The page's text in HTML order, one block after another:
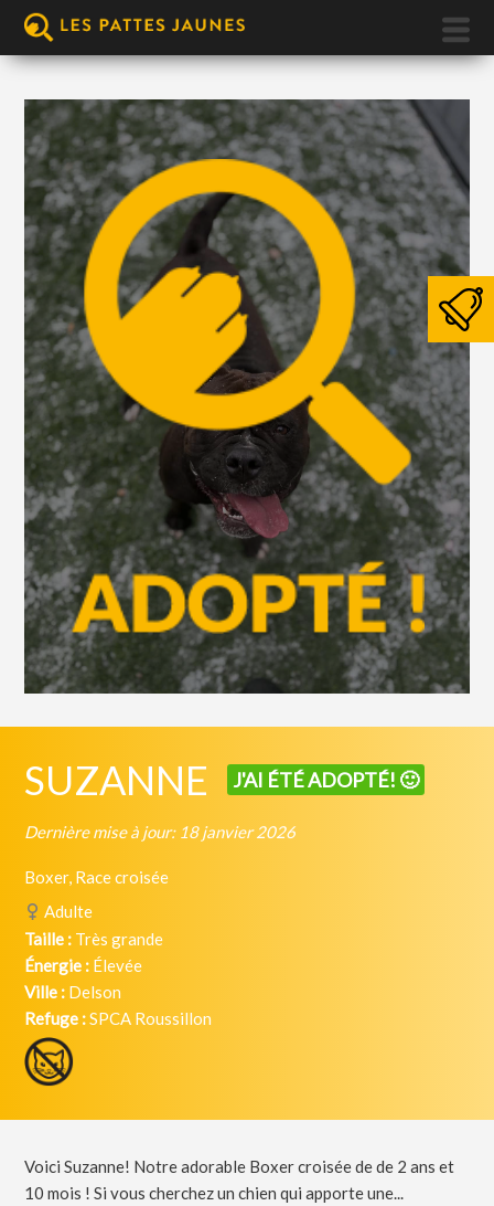
SUZANNE J'AI ÉTÉ ADOPTÉ! 🙂
Dernière mise à jour: 18 janvier 2026
Boxer, Race croisée
Adulte
Taille : Très grande
Énergie : Élevée
Ville : Delson
Refuge :SPCA Roussillon
Voici Suzanne! Notre adorable Boxer croisée de de 2 ans et
10 mois ! Si vous cherchez un chien qui apporte une...